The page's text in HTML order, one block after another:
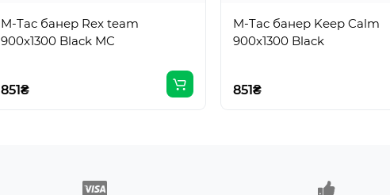
M-Tac банер Rex team
900x1300 Black MC
851₴
M-Tac банер Keep Calm
900x1300 Black
851₴